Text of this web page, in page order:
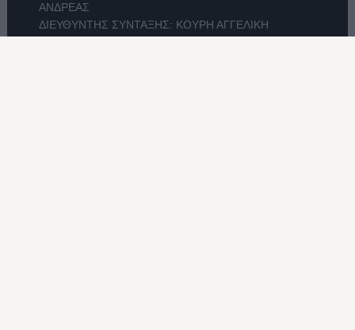
ΑΝΔΡΕΑΣ
ΔΙΕΥΘΥΝΤΗΣ ΣΥΝΤΑΞΗΣ: ΚΟΥΡΗ ΑΓΓΕΛΙΚΗ